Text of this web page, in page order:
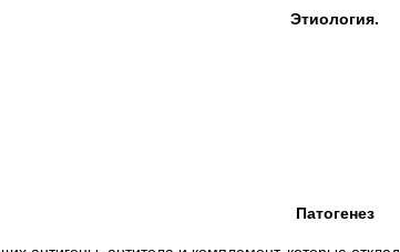
Этиология.
Патогенез